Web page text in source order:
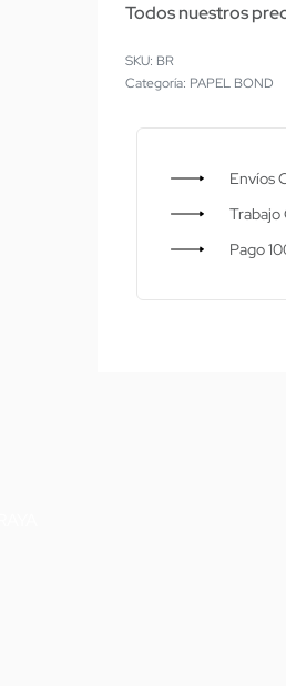
Todos nuestros
BR
Categoría: PAPEL BOND
Envíos
Trabajo
Pago